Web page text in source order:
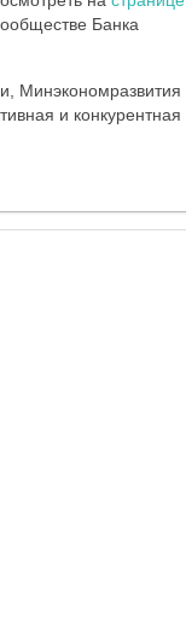
Банка
Минэкономразвития
и конкурентная